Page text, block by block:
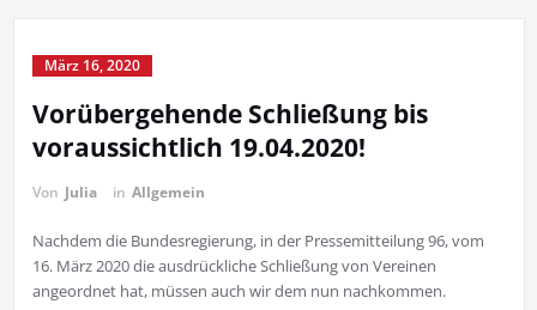
März 16, 2020
Vorübergehende Schließung bis
voraussichtlich 19.04.2020!
Von Julia in Allgemein
Nachdem die Bundesregierung, in der Pressemitteilung 96, vom
16. März 2020 die ausdrückliche Schließung von Vereinen
angeordnet hat, müssen auch wir dem nun nachkommen.